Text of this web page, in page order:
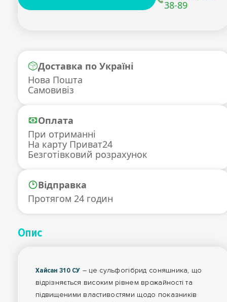
38-89
Доставка по Україні
Нова Пошта
Самовивіз
Оплата
При отриманні
На карту Приват24
Безготівковий розрахунок
Відправка
Протягом 24 годин
Опис
Хайсан 310 СУ – це сульфогібрид соняшника, що
відрізняється високим рівнем врожайності та
підвищеними властивостями щодо показників